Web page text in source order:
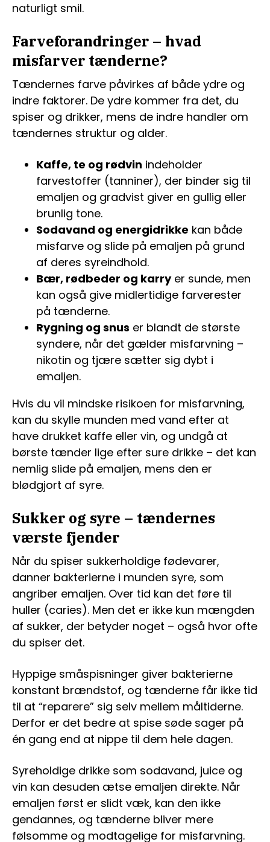
naturligt smil.
Farveforandringer – hvad
misfarver tænderne?
Tændernes farve påvirkes af både ydre og
indre faktorer. De ydre kommer fra det, du
spiser og drikker, mens de indre handler om
tændernes struktur og alder.
Kaffe, te og rødvin indeholder
farvestoffer (tanniner), der binder sig til
emaljen og gradvist giver en gullig eller
brunlig tone.
Sodavand og energidrikke kan både
misfarve og slide på emaljen på grund
af deres syreindhold.
Bær, rødbeder og karryer sunde, men
kan også give midlertidige farverester
på tænderne.
Rygning og snus er blandt de største
syndere, når det gælder misfarvning –
nikotin og tjære sætter sig dybt i
emaljen.
Hvis du vil mindske risikoen for misfarvning,
kan du skylle munden med vand efter at
have drukket kaffe eller vin, og undgå at
børste tænder lige efter sure drikke – det kan
nemlig slide på emaljen, mens den er
blødgjort af syre.
Sukker og syre – tændernes
værste fjender
Når du spiser sukkerholdige fødevarer,
danner bakterierne i munden syre, som
angriber emaljen. Over tid kan det føre til
huller (caries). Men det er ikke kun mængden
af sukker, der betyder noget – også hvor ofte
du spiser det.
Hyppige småspisninger giver bakterierne
konstant brændstof, og tænderne får ikke tid
til at “reparere” sig selv mellem måltiderne.
Derfor er det bedre at spise søde sager på
én gang end at nippe til dem hele dagen.
Syreholdige drikke som sodavand, juice og
vin kan desuden ætse emaljen direkte. Når
emaljen først er slidt væk, kan den ikke
gendannes, og tænderne bliver mere
følsomme og modtagelige for misfarvning.